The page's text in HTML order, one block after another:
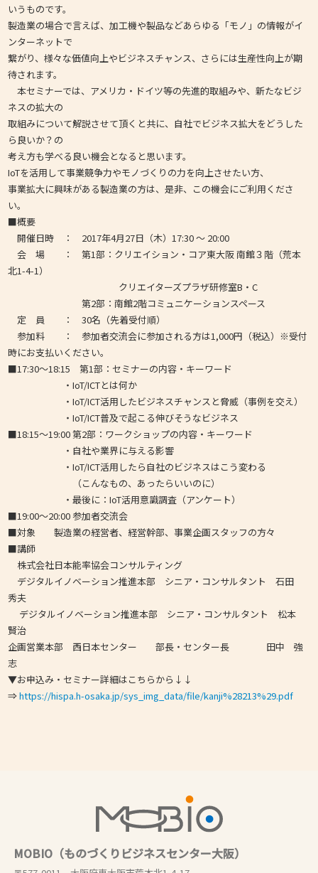
いうものです。
製造業の場合で言えば、加工機や製品などあらゆる「モノ」の情報がイ
ンターネットで
繋がり、様々な価値向上やビジネスチャンス、さらには生産性向上が期
待されます。
本セミナーでは、アメリカ・ドイツ等の先進的取組みや、新たなビジ
ネスの拡大の
取組みについて解説させて頂くと共に、自社でビジネス拡大をどうした
ら良いか？の
考え方も学べる良い機会となると思います。
IoTを活用して事業競争力やモノづくりの力を向上させたい方、
事業拡大に興味がある製造業の方は、是非、この機会にご利用くださ
い。
■概要
開催日時 ： 2017年4月27日（木）17:30 ～ 20:00
会 場 ： 第1部：クリエイション・コア東大阪 南館３階（荒本
北1-4-1）
クリエイターズプラザ研修室B・C
第2部：南館2階コミュニケーションスペース
定 員 ： 30名（先着受付順）
参加料 ： 参加者交流会に参加される方は1,000円（税込）※受付
時にお支払いください。
■17:30～18:15 第1部：セミナーの内容・キーワード
・IoT/ICTとは何か
・IoT/ICT活用したビジネスチャンスと脅威（事例を交え）
・IoT/ICT普及で起こる伸びそうなビジネス
■18:15～19:00 第2部：ワークショップの内容・キーワード
・自社や業界に与える影響
・IoT/ICT活用したら自社のビジネスはこう変わる
（こんなもの、あったらいいのに）
・最後に：IoT活用意識調査（アンケート）
■19:00～20:00 参加者交流会
■対象 製造業の経営者、経営幹部、事業企画スタッフの方々
■講師
株式会社日本能率協会コンサルティング
デジタルイノベーション推進本部 シニア・コンサルタント 石田
秀夫
デジタルイノベーション推進本部 シニア・コンサルタント 松本
賢治
企画営業本部 西日本センター 部長・センター長 田中 強
志
▼お申込み・セミナー詳細はこちらから↓↓
⇒https://hispa.h-osaka.jp/sys_img_data/file/kanji%28213%29.pdf
MOBIO（ものづくりビジネスセンター大阪）